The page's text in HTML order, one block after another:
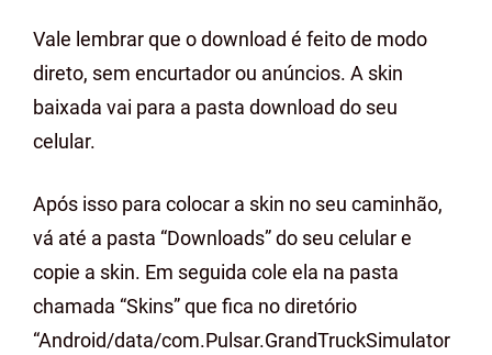
Vale lembrar que o download é feito de modo
direto, sem encurtador ou anúncios. A skin
baixada vai para a pasta download do seu
celular.
Após isso para colocar a skin no seu caminhão,
vá até a pasta “Downloads” do seu celular e
copie a skin. Em seguida cole ela na pasta
chamada “Skins” que fica no diretório
“Android/data/com.Pulsar.GrandTruckSimulator